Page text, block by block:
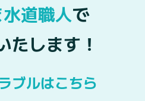
道職人で
たします！
ブルはこちら